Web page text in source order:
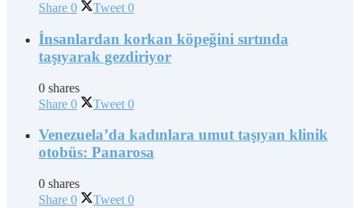
Share 0 Tweet 0
İnsanlardan korkan köpeğini sırtında
taşıyarak gezdiriyor
0 shares
Share 0 Tweet 0
Venezuela’da kadınlara umut taşıyan klinik
otobüs: Panarosa
0 shares
Share 0 Tweet 0